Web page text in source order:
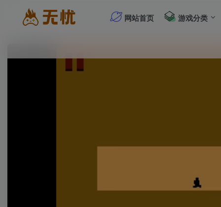
网站首页 游戏分类